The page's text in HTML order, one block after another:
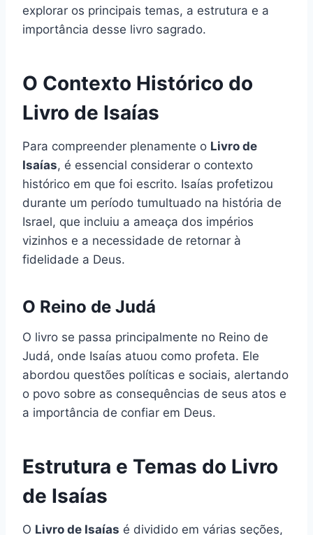
explorar os principais temas, a estrutura e a
importância desse livro sagrado.
O Contexto Histórico do
Livro de Isaías
Para compreender plenamente o Livro de
Isaías, é essencial considerar o contexto
histórico em que foi escrito. Isaías profetizou
durante um período tumultuado na história de
Israel, que incluiu a ameaça dos impérios
vizinhos e a necessidade de retornar à
fidelidade a Deus.
O Reino de Judá
O livro se passa principalmente no Reino de
Judá, onde Isaías atuou como profeta. Ele
abordou questões políticas e sociais, alertando
o povo sobre as consequências de seus atos e
a importância de confiar em Deus.
Estrutura e Temas do Livro
de Isaías
O Livro de Isaías é dividido em várias seções,